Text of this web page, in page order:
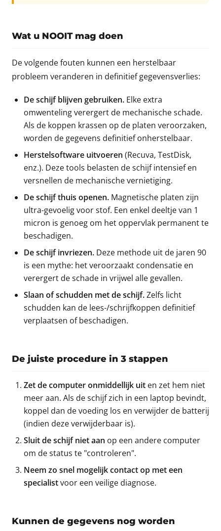
Wat u NOOIT mag doen
De volgende fouten kunnen een herstelbaar
probleem veranderen in definitief gegevensverlies:
De schijf blijven gebruiken. Elke extra
omwenteling verergert de mechanische schade.
Als de koppen krassen op de platen veroorzaken,
worden de gegevens definitief onherstelbaar.
Herstelsoftware uitvoeren (Recuva, TestDisk,
enz.). Deze tools belasten de schijf intensief en
versnellen de mechanische vernietiging.
De schijf thuis openen. Magnetische platen zijn
ultra-gevoelig voor stof. Een enkel deeltje van 1
micron is genoeg om het oppervlak permanent te
beschadigen.
De schijf invriezen. Deze methode uit de jaren 90
is een mythe: het veroorzaakt condensatie en
verergert de schade in vrijwel alle gevallen.
Slaan of schudden met de schijf.Zelfs licht
schudden kan de lees-/schrijfkoppen definitief
verplaatsen of beschadigen.
De juiste procedure in 3 stappen
Zet de computer onmiddellijk uit en zet hem niet
meer aan. Als de schijf zich in een laptop bevindt,
koppel dan de voeding los en verwijder de batterij
(indien deze verwijderbaar is).
Sluit de schijf niet aan op een andere computer
om de status te "controleren".
Neem zo snel mogelijk contact op met een
specialistvoor een veilige diagnose.
Kunnen de gegevens nog worden